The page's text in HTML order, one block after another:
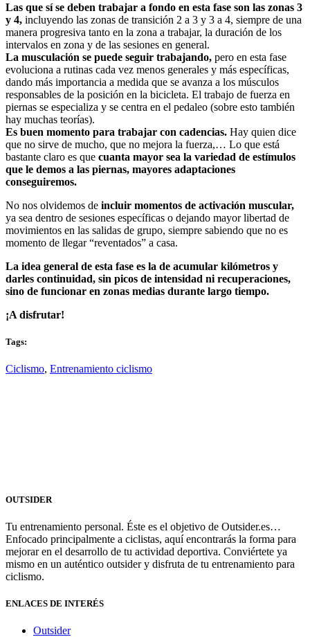
Las que sí se deben trabajar a fondo en esta fase son las zonas 3
y 4, incluyendo las zonas de transición 2 a 3 y 3 a 4, siempre de una
manera progresiva tanto en la zona a trabajar, la duración de los
intervalos en zona y de las sesiones en general.
La musculación se puede seguir trabajando, pero en esta fase
evoluciona a rutinas cada vez menos generales y más específicas,
dando más importancia a medida que se avanza a los músculos
responsables de la posición en la bicicleta. El trabajo de fuerza en
piernas se especializa y se centra en el pedaleo (sobre esto también
hay muchas teorías).
Es buen momento para trabajar con cadencias. Hay quien dice
que no sirve de mucho, que no mejora la fuerza,… Lo que está
bastante claro es que cuanta mayor sea la variedad de estímulos
que le demos a las piernas, mayores adaptaciones
conseguiremos.
No nos olvidemos de incluir momentos de activación muscular,
ya sea dentro de sesiones específicas o dejando mayor libertad de
movimientos en las salidas de grupo, siempre sabiendo que no es
momento de llegar “reventados” a casa.
La idea general de esta fase es la de acumular kilómetros y
darles continuidad, sin picos de intensidad ni recuperaciones,
sino de funcionar en zonas medias durante largo tiempo.
¡A disfrutar!
Tags:
Ciclismo, Entrenamiento ciclismo
OUTSIDER
Tu entrenamiento personal. Éste es el objetivo de Outsider.es…
Enfocado principalmente a ciclistas, aquí encontrarás la forma para
mejorar en el desarrollo de tu actividad deportiva. Conviértete ya
mismo en un auténtico outsider y disfruta de tu entrenamiento para
ciclismo.
ENLACES DE INTERÉS
Outsider